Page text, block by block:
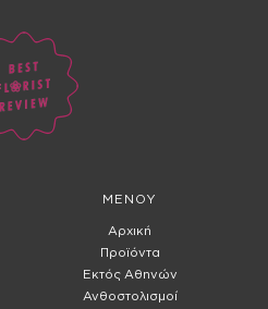
ΜΕΝΟΥ
Αρχική
Προϊόντα
Εκτός Αθηνών
Ανθοστολισμοί